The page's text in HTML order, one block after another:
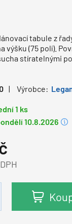
tabule z
výšku (75 polí).
stíratelnými
Výrobce:
1 ks
10.8.2026